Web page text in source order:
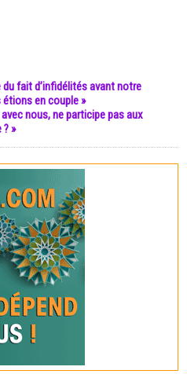
du fait d’infidélités avant notre
en couple »
nous, ne participe pas aux
»